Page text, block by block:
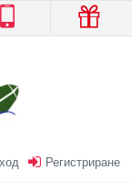
Регистриране